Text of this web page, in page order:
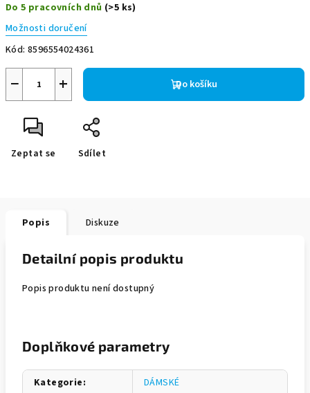
cena:
Do 5 pracovních dnů (>5 ks)
Možnosti doručení
Kód: 8596554024361
+
− Do košíku
Zeptat se Sdílet
Popis Diskuze
Detailní popis produktu
Popis produktu není dostupný
Doplňkové parametry
Kategorie:
DÁMSKÉ